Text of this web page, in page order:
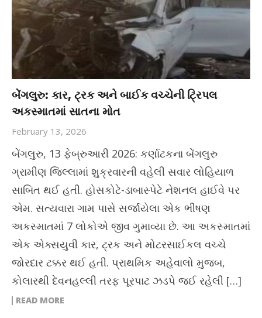
બેંગલુરુ: કાર, ટ્રક અને બાઈક વચ્ચેની ટ્રિપલ
અકસ્માતમાં સાતના મોત
February 13, 2026
બેંગલુરુ, 13 ફેબ્રુઆરી 2026: કર્ણાટકના બેંગલુરુ
ગ્રામીણ જિલ્લામાં શુક્રવારની વહેલી સવાર લોહિયાળ
સાબિત થઈ હતી. હોસકોટે-ડાબાસ્પેટે નેશનલ હાઈવે પર
એમ. સત્યવારા ગામ પાસે સર્જાયેલા એક ભીષણ
અકસ્માતમાં 7 લોકોએ જીવ ગુમાવ્યા છે. આ અકસ્માતમાં
એક એક્સયુવી કાર, ટ્રક અને મોટરસાઈકલ વચ્ચે
જોરદાર ટક્કર થઈ હતી. પ્રાથમિક અહેવાલો મુજબ,
કોલારથી દેવનહલ્લી તરફ પૂરપાટ ઝડપે જઈ રહેલી […]
READ MORE